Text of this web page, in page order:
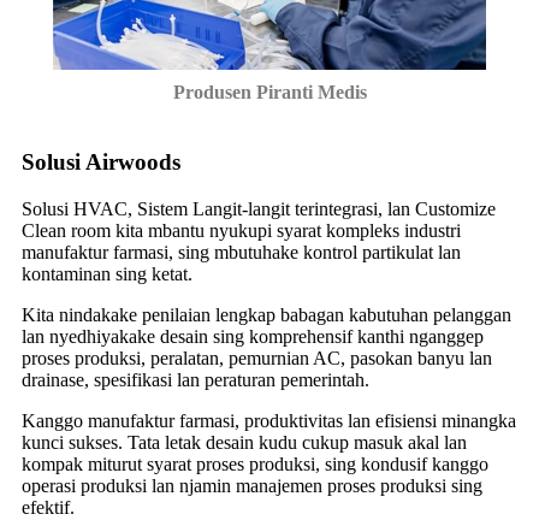
Produsen Piranti Medis
Solusi Airwoods
Solusi HVAC, Sistem Langit-langit terintegrasi, lan Customize
Clean room kita mbantu nyukupi syarat kompleks industri
manufaktur farmasi, sing mbutuhake kontrol partikulat lan
kontaminan sing ketat.
Kita nindakake penilaian lengkap babagan kabutuhan pelanggan
lan nyedhiyakake desain sing komprehensif kanthi nganggep
proses produksi, peralatan, pemurnian AC, pasokan banyu lan
drainase, spesifikasi lan peraturan pemerintah.
Kanggo manufaktur farmasi, produktivitas lan efisiensi minangka
kunci sukses. Tata letak desain kudu cukup masuk akal lan
kompak miturut syarat proses produksi, sing kondusif kanggo
operasi produksi lan njamin manajemen proses produksi sing
efektif.